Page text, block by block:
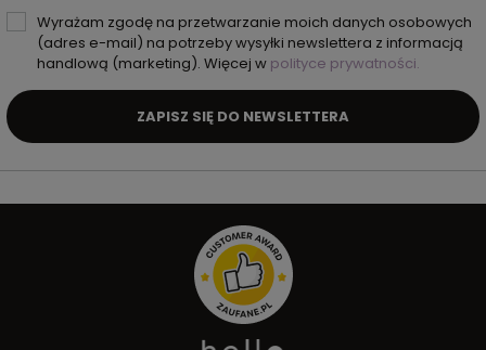
Wyrażam zgodę na przetwarzanie moich danych osobowych
(adres e-mail) na potrzeby wysyłki newslettera z informacją
handlową (marketing). Więcej w polityce prywatności.
ZAPISZ SIĘ DO NEWSLETTERA